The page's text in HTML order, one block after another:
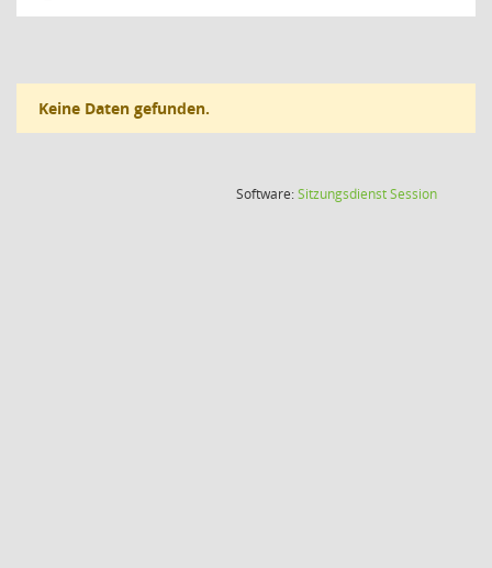
Keine Daten gefunden.
Software:SitzungsdienstSession(Wird in